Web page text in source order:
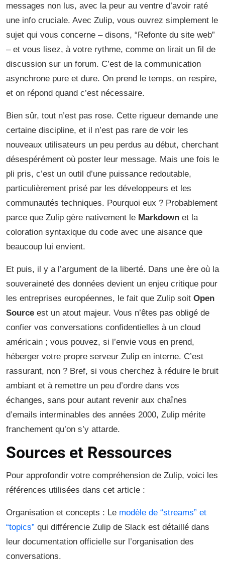
messages non lus, avec la peur au ventre d’avoir raté
une info cruciale. Avec Zulip, vous ouvrez simplement le
sujet qui vous concerne – disons, “Refonte du site web”
– et vous lisez, à votre rythme, comme on lirait un fil de
discussion sur un forum. C’est de la communication
asynchrone pure et dure. On prend le temps, on respire,
et on répond quand c’est nécessaire.
Bien sûr, tout n’est pas rose. Cette rigueur demande une
certaine discipline, et il n’est pas rare de voir les
nouveaux utilisateurs un peu perdus au début, cherchant
désespérément où poster leur message. Mais une fois le
pli pris, c’est un outil d’une puissance redoutable,
particulièrement prisé par les développeurs et les
communautés techniques. Pourquoi eux ? Probablement
parce que Zulip gère nativement le Markdown et la
coloration syntaxique du code avec une aisance que
beaucoup lui envient.
Et puis, il y a l’argument de la liberté. Dans une ère où la
souveraineté des données devient un enjeu critique pour
les entreprises européennes, le fait que Zulip soit Open
Source est un atout majeur. Vous n’êtes pas obligé de
confier vos conversations confidentielles à un cloud
américain ; vous pouvez, si l’envie vous en prend,
héberger votre propre serveur Zulip en interne. C’est
rassurant, non ? Bref, si vous cherchez à réduire le bruit
ambiant et à remettre un peu d’ordre dans vos
échanges, sans pour autant revenir aux chaînes
d’emails interminables des années 2000, Zulip mérite
franchement qu’on s’y attarde.
Sources et Ressources
Pour approfondir votre compréhension de Zulip, voici les
références utilisées dans cet article :
Organisation et concepts : Le modèle de “streams” et
“topics” qui différencie Zulip de Slack est détaillé dans
leur documentation officielle sur l’organisation des
conversations.